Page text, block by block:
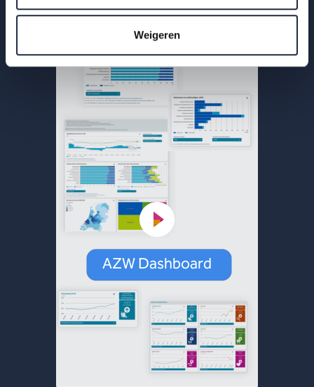
Weigeren
AZW Dashboard